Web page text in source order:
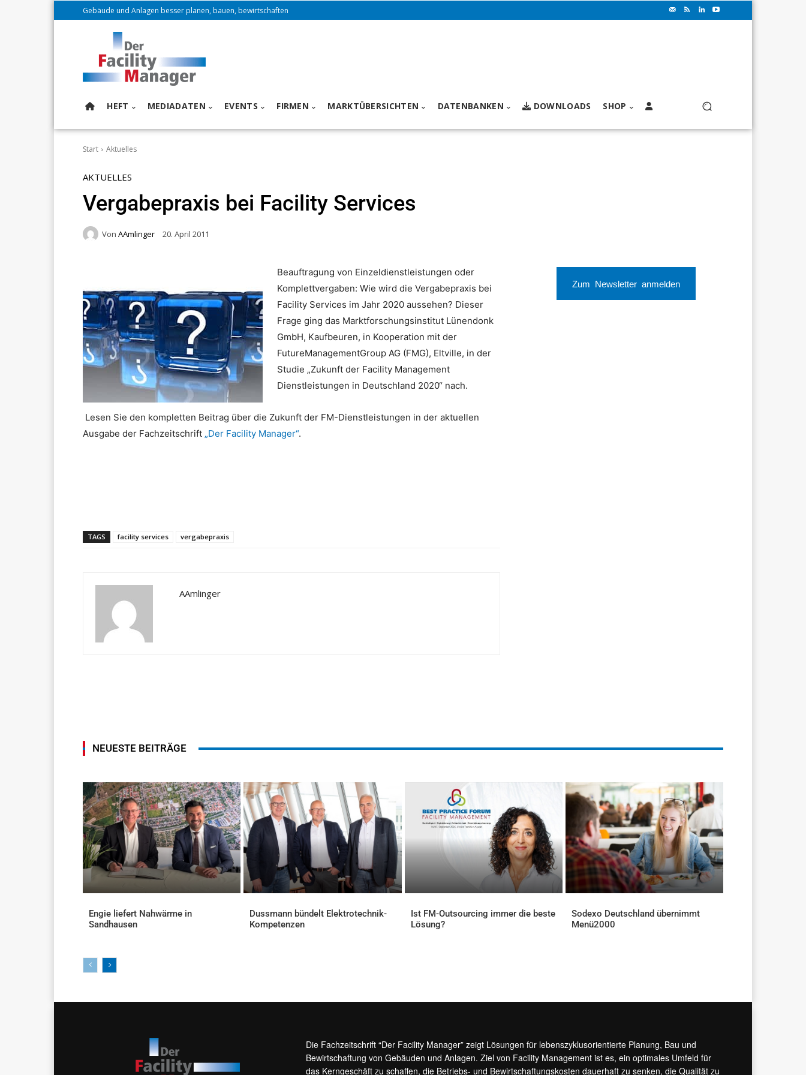
Gebäude und Anlagen besser planen, bauen, bewirtschaften
HEFT MEDIADATEN EVENTS FIRMEN MARKTÜBERSICHTEN DATENBANKEN DOWNLOADS SHOP
Start Aktuelles
AKTUELLES
Vergabepraxis bei Facility Services
Von AAmlinger 20. April 2011
Beauftragung von Einzeldienstleistungen oder
Komplettvergaben: Wie wird die Vergabepraxis bei
Facility Services im Jahr 2020 aussehen? Dieser
Frage ging das Marktforschungsinstitut Lünendonk
GmbH, Kaufbeuren, in Kooperation mit der
FutureManagementGroup AG (FMG), Eltville, in der
Studie „Zukunft der Facility Management
Dienstleistungen in Deutschland 2020“ nach.
Lesen Sie den kompletten Beitrag über die Zukunft der FM-Dienstleistungen in der aktuellen
Ausgabe der Fachzeitschrift „Der Facility Manager“.
TAGS facility services vergabepraxis
AAmlinger
Zum Newsletter anmelden
NEUESTE BEITRÄGE
Engie liefert Nahwärme in
Sandhausen
Dussmann bündelt Elektrotechnik-
Kompetenzen
Ist FM-Outsourcing immer die beste
Lösung?
Sodexo Deutschland übernimmt
Menü2000
Die Fachzeitschrift “Der Facility Manager” zeigt Lösungen für lebenszyklusorientierte Planung, Bau und
Bewirtschaftung von Gebäuden und Anlagen. Ziel von Facility Management ist es, ein optimales Umfeld für
das Kerngeschäft zu schaffen, die Betriebs- und Bewirtschaftungskosten dauerhaft zu senken, die Qualität zu